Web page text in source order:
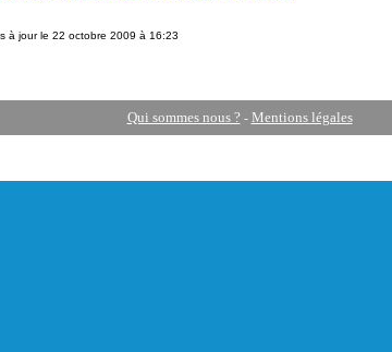
à jour le 22 octobre 2009 à 16:23
Qui sommes nous ? - Mentions légales